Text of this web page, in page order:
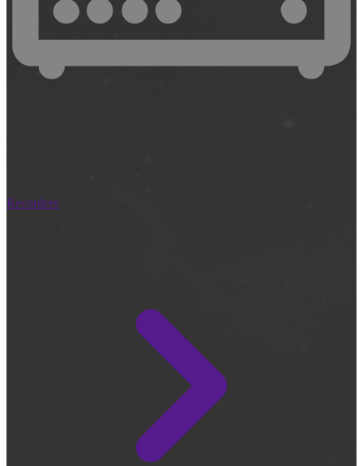
Recorders